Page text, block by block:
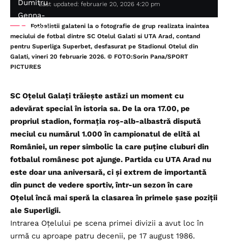
Last updated: februarie 20, 2026 4:20 pm
Fotbalistii galateni la o fotografie de grup realizata inaintea
meciului de fotbal dintre SC Otelul Galati si UTA Arad, contand
pentru Superliga Superbet, desfasurat pe Stadionul Otelul din
Galati, vineri 20 februarie 2026. © FOTO:Sorin Pana/SPORT
PICTURES
SC Oțelul Galați trăiește astăzi un moment cu
adevărat special în istoria sa. De la ora 17.00, pe
propriul stadion, formația roș-alb-albastră dispută
meciul cu numărul 1.000 în campionatul de elită al
României, un reper simbolic la care puține cluburi din
fotbalul românesc pot ajunge. Partida cu UTA Arad nu
este doar una aniversară, ci și extrem de importantă
din punct de vedere sportiv, într-un sezon în care
Oțelul încă mai speră la clasarea în primele șase poziții
ale Superligii.
Intrarea Oțelului pe scena primei divizii a avut loc în
urmă cu aproape patru decenii, pe 17 august 1986.